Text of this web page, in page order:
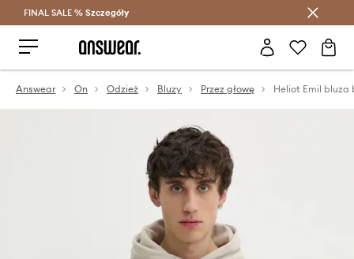
Oszczędzaj z Answear Club >
FINAL SALE % Szczegóły
Answear On Odzież Bluzy Przez głowę Heliot Emil bluza